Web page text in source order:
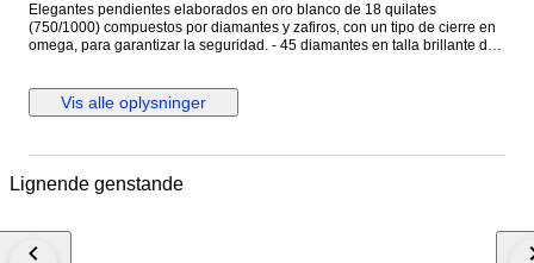
Elegantes pendientes elaborados en oro blanco de 18 quilates
(750/1000) compuestos por diamantes y zafiros, con un tipo de cierre en
omega, para garantizar la seguridad. - 45 diamantes en talla brillante de
entregan en elegante estuche de joyería.
Vis alle oplysninger
Lignende genstande